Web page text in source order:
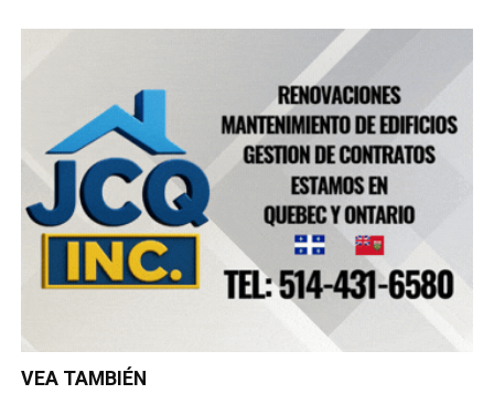
VEA TAMBIÉN